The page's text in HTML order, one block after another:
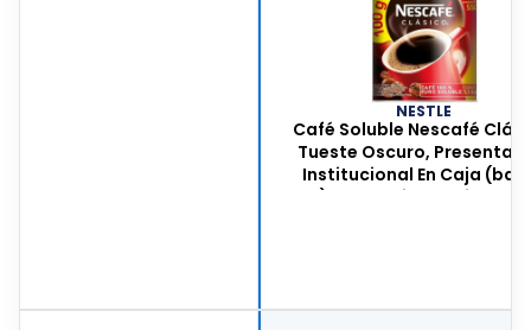
NESTLE
Café Soluble Nescafé
Tueste Oscuro,
Institucional En Caja (bag
Box), Contenido 1.1